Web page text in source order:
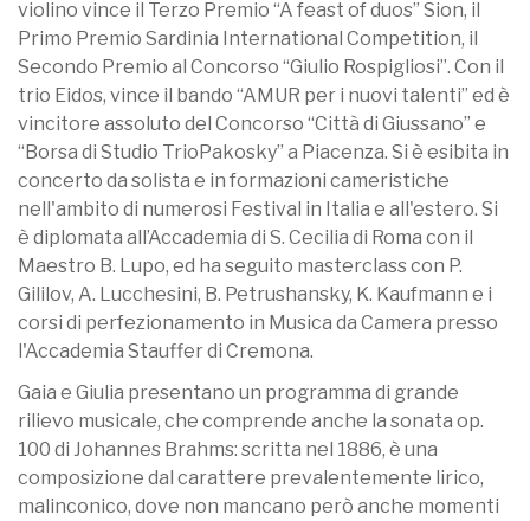
violino vince il Terzo Premio “A feast of duos” Sion, il
Primo Premio Sardinia International Competition, il
Secondo Premio al Concorso “Giulio Rospigliosi”. Con il
trio Eidos, vince il bando “AMUR per i nuovi talenti” ed è
vincitore assoluto del Concorso “Città di Giussano” e
“Borsa di Studio TrioPakosky” a Piacenza. Si è esibita in
concerto da solista e in formazioni cameristiche
nell'ambito di numerosi Festival in Italia e all'estero. Si
è diplomata all’Accademia di S. Cecilia di Roma con il
Maestro B. Lupo, ed ha seguito masterclass con P.
Gililov, A. Lucchesini, B. Petrushansky, K. Kaufmann e i
corsi di perfezionamento in Musica da Camera presso
l'Accademia Stauffer di Cremona.
Gaia e Giulia presentano un programma di grande
rilievo musicale, che comprende anche la sonata op.
100 di Johannes Brahms: scritta nel 1886, è una
composizione dal carattere prevalentemente lirico,
malinconico, dove non mancano però anche momenti